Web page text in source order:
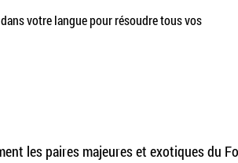
votre langue pour résoudre tous vos
les paires majeures et exotiques du